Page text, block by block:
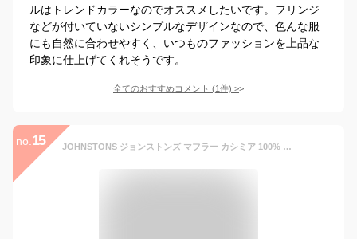
ルはトレンドカラーなのでオススメしたいです。フリンジ
などが付いていないシンプルなデザインなので、色んな服
にも自然に合わせやすく、いつものファッションを上品な
印象に仕上げてくれそうです。
全てのおすすめコメント (1件) >
no. 15 JOHNSTONS ジョンストンズ マフラー カシミア 100% 無地 大判 ストール 冬 男女兼用 カシミヤ ユニセックス スカーフ WA000056 (ハンターグリーン(SC7188))